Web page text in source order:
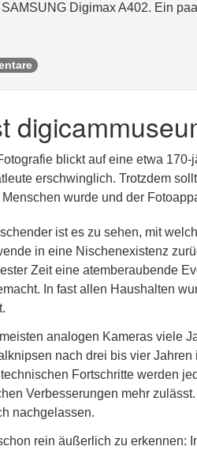
Digimax A402. Ein
blickt auf eine etwa
erschwinglich. Trotzdem
wurde und der
ist es zu sehen, mit
in eine Nischenexistenz
Zeit eine atemberaubende
In fast allen Haushalten
analogen Kameras viele
nach drei bis vier
Fortschritte werden
Verbesserungen mehr
nachgelassen.
rein äußerlich zu erkennen: